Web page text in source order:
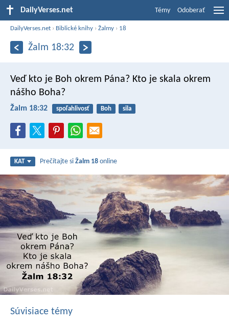
DailyVerses.net Témy Odoberať
DailyVerses.net › Biblické knihy ›Žalmy › 18
Žalm 18:32
Veď kto je Boh okrem Pána? Kto je skala okrem
nášho Boha?
Žalm 18:32 spoľahlivosť Boh sila
KAT Prečítajte siŽalm 18 online
Súvisiace témy